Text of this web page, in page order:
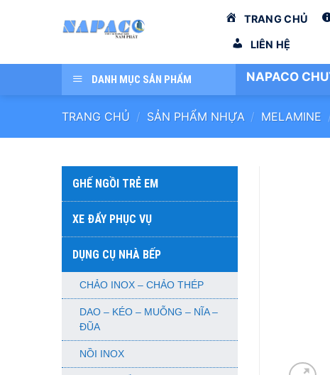
dung
TRANG CHỦ
LIÊN HỆ
DANH MỤC SẢN PHẨM NAPACO
TRANG CHỦ / SẢN PHẨM NHỰA / MELAMINE
GHẾ NGỒI TRẺ EM
XE ĐẨY PHỤC VỤ
DỤNG CỤ NHÀ BẾP
CHẢO INOX – CHẢO THÉP
DAO – KÉO – MUỖNG – NĨA –
ĐŨA
NỒI INOX